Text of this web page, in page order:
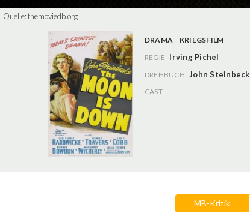
Quelle:themoviedb.org
DRAMA
KRIEGSFILM
REGIE Irving Pichel
DREHBUCH John Steinbeck
CAST
MB-Kritik